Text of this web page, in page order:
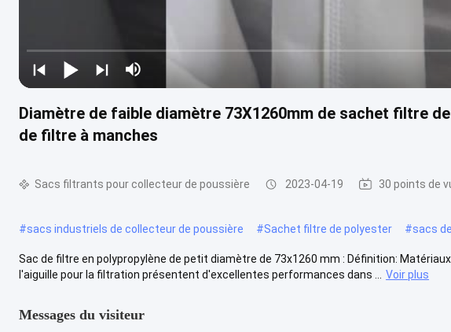
Diamètre de faible diamètre 73X1260mm de sachet filtre
de filtre à manches
Sacs filtrants pour collecteur de poussière 2023-04-19 30 points de
#sacs industriels de collecteur de poussière #Sachet filtre de polyester #sacs
Sac de filtre en polypropylène de petit diamètre de 73x1260 mm : Définition:
l'aiguille pour la filtration présentent d'excellentes performances dans ...
Voir plus
Messages du visiteur